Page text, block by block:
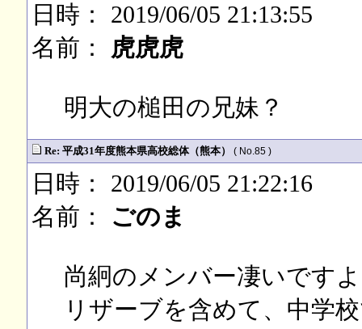
日時： 2019/06/05 21:13:55
名前：
虎虎虎
明大の槌田の兄妹？
Re: 平成31年度熊本県高校総体（熊本） ( No.85 )
日時： 2019/06/05 21:22:16
名前：
ごのま
尚絅のメンバー凄いです
リザーブを含めて、中学